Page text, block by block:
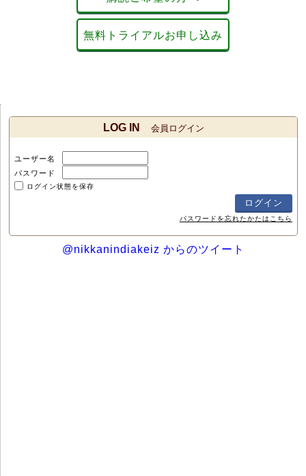
無料トライアルお申し込み
LOG IN 会員ログイン
ユーザー名
パスワード
ログイン状態を保存
パスワードを忘れたかたはこちら
@nikkanindiakeiz からのツイート